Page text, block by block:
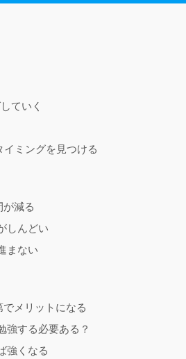
ていく
ミングを見つける
減る
しんどい
まない
メリットになる
する必要ある？
強くなる